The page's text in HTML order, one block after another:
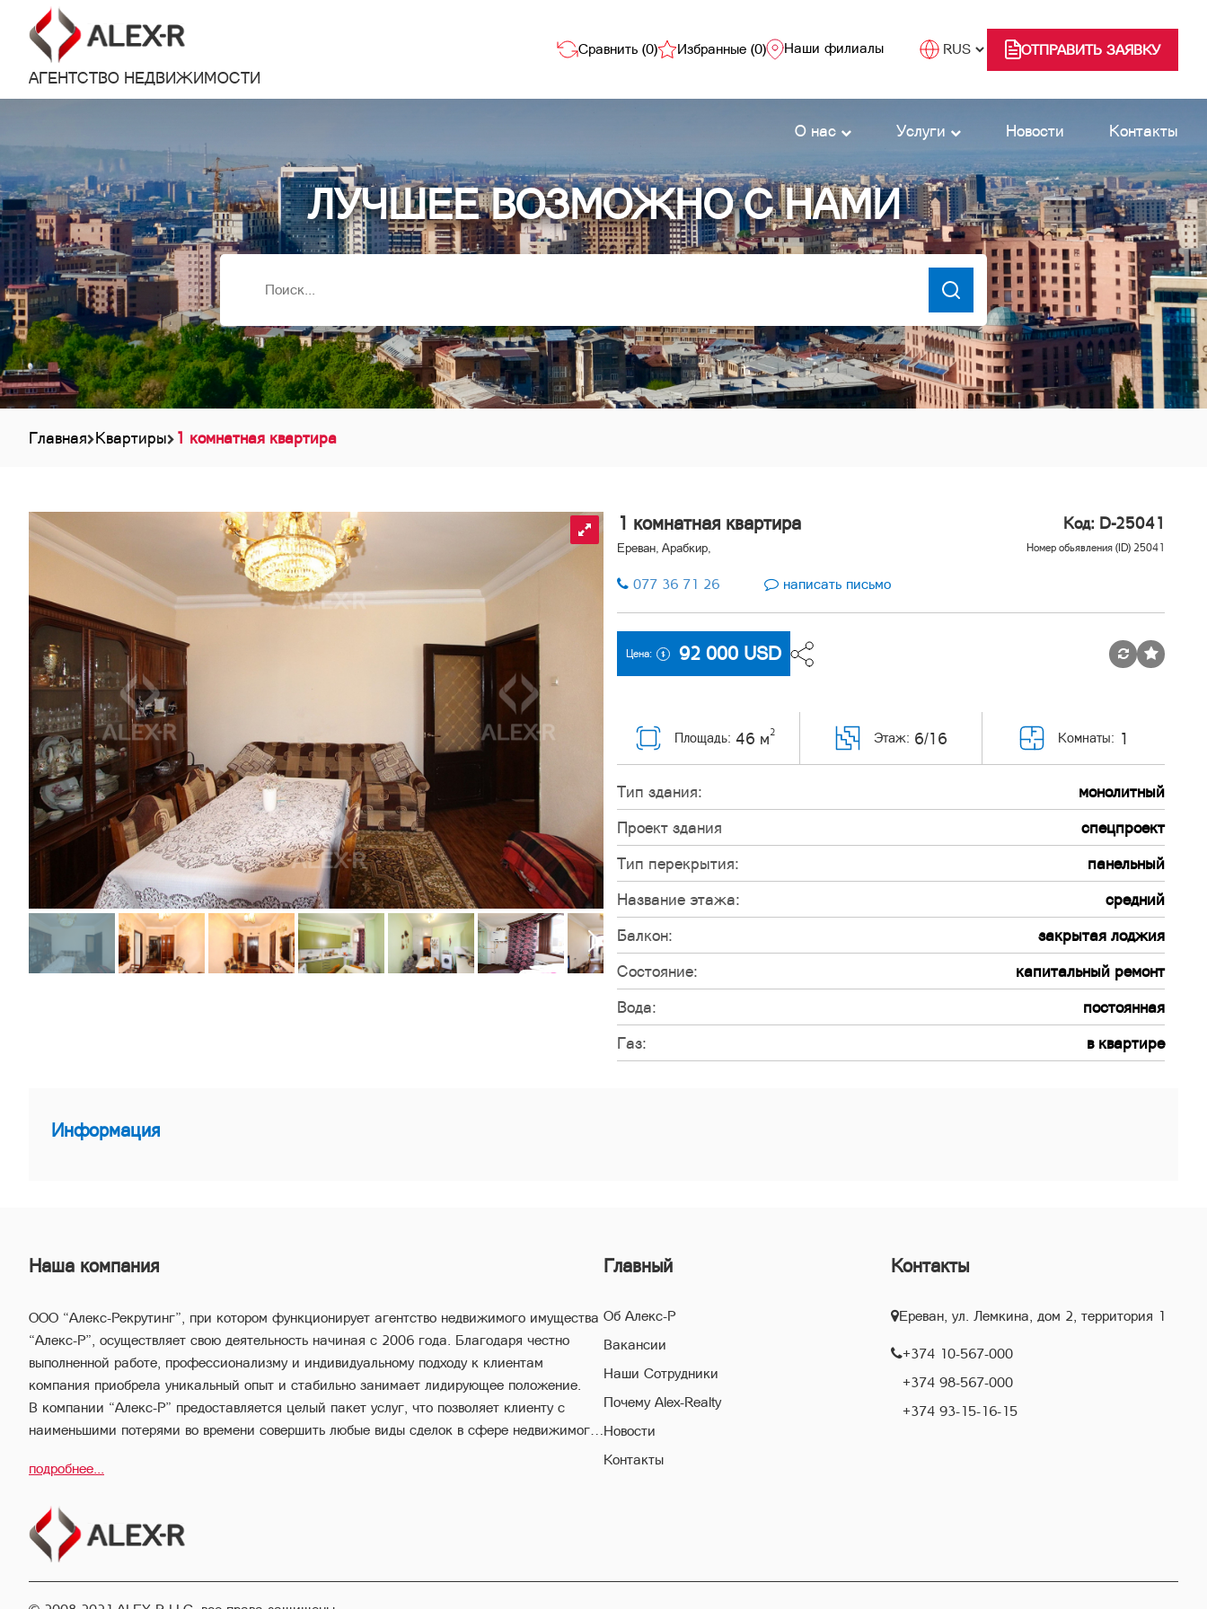
АГЕНТСТВО НЕДВИЖИМОСТИ
Сравнить (0) Избранные (0) Наши филиалы ОТПРАВИТЬ ЗАЯВКУ
О нас Услуги Новости Контакты
ЛУЧШЕЕ ВОЗМОЖНО С НАМИ
Главная Квартиры 1 комнатная квартира
1 комнатная квартира Код: D-25041
Ереван, Арабкир, Номер обьявления (ID) 25041
077 36 71 26 написать письмо
Цена: 92 000 USD
Комнаты: 1
Площадь: 46 м2 Этаж: 6/16
Тип здания:
монолитный
Проект здания
спецпроект
Тип перекрытия:
панельный
Название этажа:
средний
Балкон:
закрытая лоджия
Состояние:
капитальный ремонт
Вода:
постоянная
Газ:
в квартире
Информация
Наша компания
ООО “Алекс-Рекрутинг”, при котором функционирует агентство недвижимого имущества
“Алекс-Р”, осуществляет свою деятельность начиная с 2006 года. Благодаря честно
выполненной работе, профессионализму и индивидуальному подходу к клиентам
компания приобрела уникальный опыт и стабильно занимает лидирующее положение.
В компании “Алекс-Р” предоставляется целый пакет услуг, что позволяет клиенту с
наименьшими потерями во времени совершить любые виды сделок в сфере недвижимого
опыту, профессиональный персонал компании “Алекс-Р” поможет Вам совершить
выгодные сделки, обеспечивая конфиденциальность и избегая высоких рисков в ходе
совершения сделок и сведения их к минимуму.
подробнее...
Главный
Об Алекс-Р
Вакансии
Наши Сотрудники
Почему Alex-Realty
Новости
Контакты
Контакты
Ереван, ул. Лемкина, дом 2, территория 1
+374 10-567-000
+374 98-567-000
+374 93-15-16-15